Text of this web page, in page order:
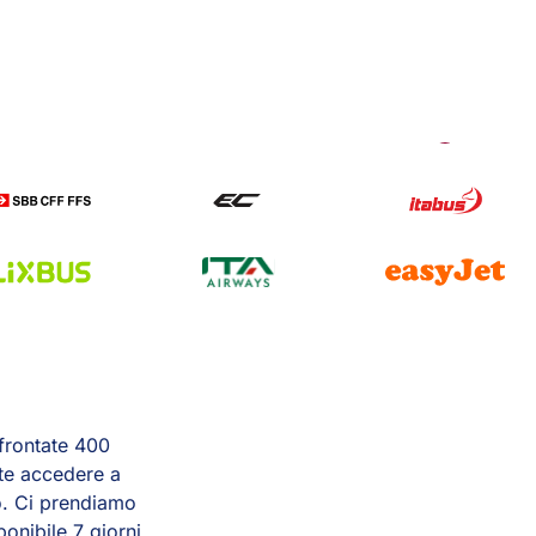
400
accedere a
Ci prendiamo
7 giorni